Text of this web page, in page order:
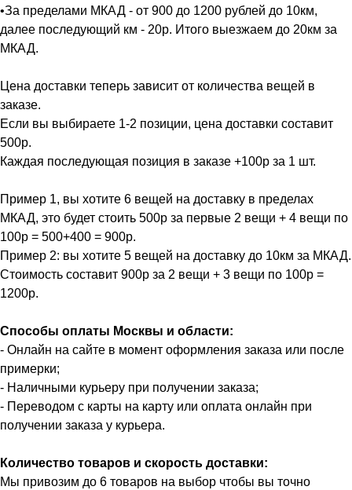
•За пределами МКАД - от 900 до 1200 рублей до 10км,
далее последующий км - 20р. Итого выезжаем до 20км за
МКАД.
Цена доставки теперь зависит от количества вещей в
заказе.
Если вы выбираете 1-2 позиции, цена доставки составит
500р.
Каждая последующая позиция в заказе +100р за 1 шт.
Пример 1, вы хотите 6 вещей на доставку в пределах
МКАД, это будет стоить 500р за первые 2 вещи + 4 вещи по
100р = 500+400 = 900р.
Пример 2: вы хотите 5 вещей на доставку до 10км за МКАД.
Стоимость составит 900р за 2 вещи + 3 вещи по 100р =
1200р.
Способы оплаты Москвы и области:
- Онлайн на сайте в момент оформления заказа или после
примерки;
- Наличными курьеру при получении заказа;
- Переводом с карты на карту или оплата онлайн при
получении заказа у курьера.
Количество товаров и скорость доставки:
Мы привозим до 6 товаров на выбор чтобы вы точно